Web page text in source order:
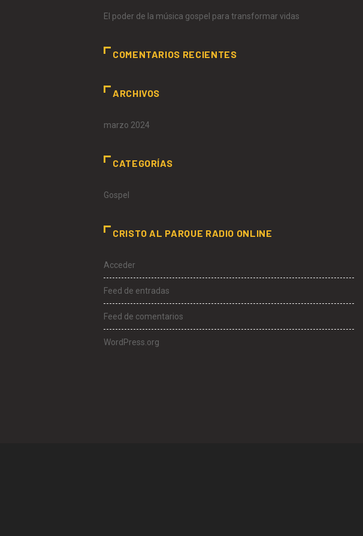
El poder de la música gospel para transformar vidas
COMENTARIOS RECIENTES
ARCHIVOS
marzo 2024
CATEGORÍAS
Gospel
CRISTO AL PARQUE RADIO ONLINE
Acceder
Feed de entradas
Feed de comentarios
WordPress.org